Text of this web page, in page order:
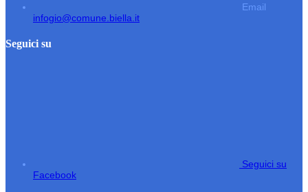
Email
infogio@comune.biella.it
Seguici su
Seguici su
Facebook